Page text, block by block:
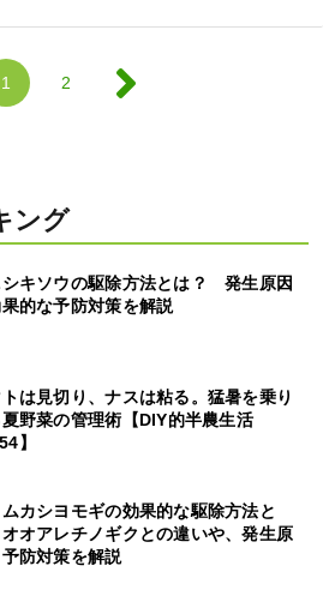
1 2
ング
シキソウの駆除方法とは？ 発生原因
的な予防対策を解説
トは見切り、ナスは粘る。猛暑を乗り
野菜の管理術【DIY的半農生活
】
ムカシヨモギの効果的な駆除方法と
オアレチノギクとの違いや、発生原
予防対策を解説